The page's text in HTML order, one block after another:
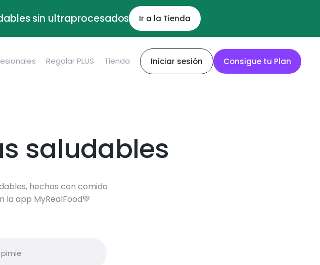
sin ultraprocesados Ir a la Tienda
Regalar PLUS Tienda Iniciar sesión Consigue tu Plan
saludables
hechas con comida
app MyRealFood💚